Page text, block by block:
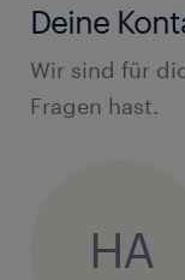
Deine
Wir sind für
Fragen hast.
HA